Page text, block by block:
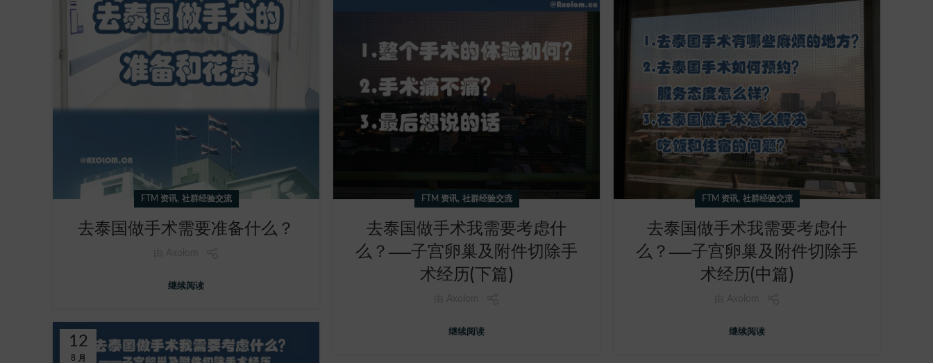
FTM 资讯, 社群经验交流
去泰国做手术需要准备什么？
继续阅读
FTM 资讯, 社群经验交流
去泰国做手术我需要考虑什
么？——子宫卵巢及附件切除手
术经历(下篇)
继续阅读
FTM 资讯, 社群经验交流
去泰国做手术我需要考虑什
么？——子宫卵巢及附件切除手
术经历(中篇)
继续阅读
12
8 月